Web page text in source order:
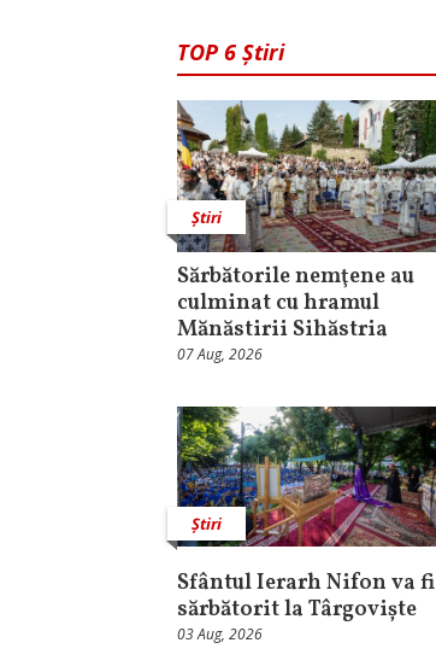
TOP 6 Știri
Știri
Sărbătorile nemţene au
culminat cu hramul
Mănăstirii Sihăstria
07 Aug, 2026
Știri
Sfântul Ierarh Nifon va fi
sărbătorit la Târgoviște
03 Aug, 2026